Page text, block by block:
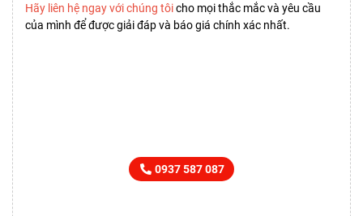
Hãy liên hệ ngay với chúng tôicho mọi thắc mắc và yêu cầu
của mình để được giải đáp và báo giá chính xác nhất.
0937 587 087